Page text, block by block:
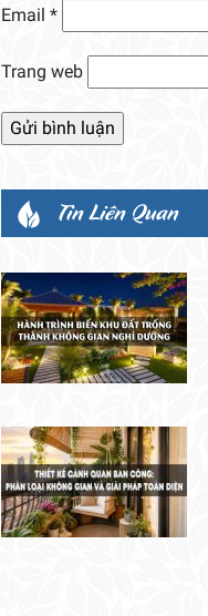
Email *
Trang web
Tin Liên Quan